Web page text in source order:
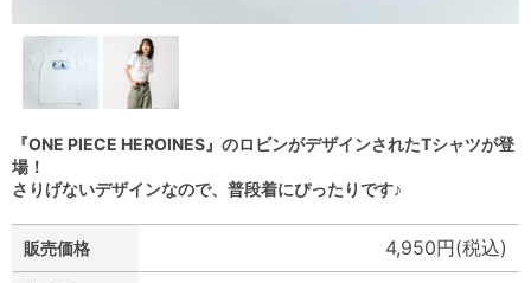
『ONE PIECE HEROINES』のロビンがデザインされたTシャツが登
場！
さりげないデザインなので、普段着にぴったりです♪
販売価格 4,950円(税込)